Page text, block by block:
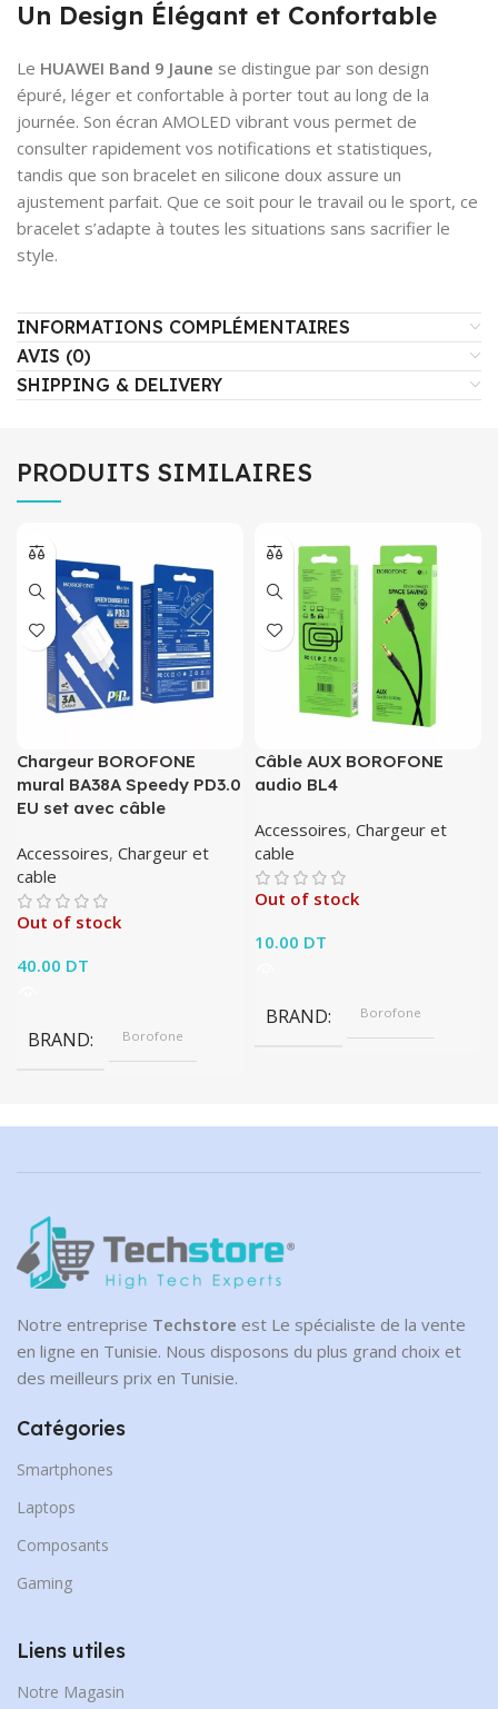
Un Design Élégant et Confortable
Le HUAWEI Band 9 Jaune se distingue par son design
épuré, léger et confortable à porter tout au long de la
journée. Son écran AMOLED vibrant vous permet de
consulter rapidement vos notifications et statistiques,
tandis que son bracelet en silicone doux assure un
ajustement parfait. Que ce soit pour le travail ou le sport, ce
bracelet s’adapte à toutes les situations sans sacrifier le
style.
INFORMATIONS COMPLÉMENTAIRES
AVIS (0)
SHIPPING & DELIVERY
PRODUITS SIMILAIRES
Chargeur BOROFONE
mural BA38A Speedy PD3.0
EU set avec câble
Accessoires, Chargeur et
cable
Out of stock
40.00 DT
BRAND Borofone
Câble AUX BOROFONE
audio BL4
Accessoires, Chargeur et
cable
Out of stock
10.00 DT
BRAND Borofone
Notre entreprise Techstore est Le spécialiste de la vente
en ligne en Tunisie. Nous disposons du plus grand choix et
des meilleurs prix en Tunisie.
Catégories
Smartphones
Laptops
Composants
Gaming
Liens utiles
Notre Magasin